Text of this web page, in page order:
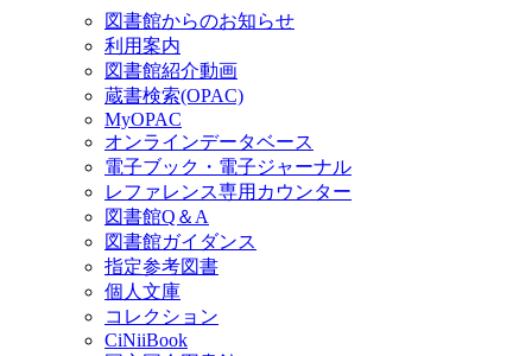
図書館からのお知らせ
利用案内
図書館紹介動画
蔵書検索(OPAC)
MyOPAC
オンラインデータベース
電子ブック・電子ジャーナル
レファレンス専用カウンター
図書館Q＆A
図書館ガイダンス
指定参考図書
個人文庫
コレクション
CiNiiBook